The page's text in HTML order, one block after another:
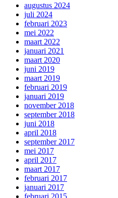
augustus 2024
juli 2024
februari 2023
mei 2022
maart 2022
januari 2021
maart 2020
juni 2019
maart 2019
februari 2019
januari 2019
november 2018
september 2018
juni 2018
april 2018
september 2017
mei 2017
april 2017
maart 2017
februari 2017
januari 2017
februari 2015